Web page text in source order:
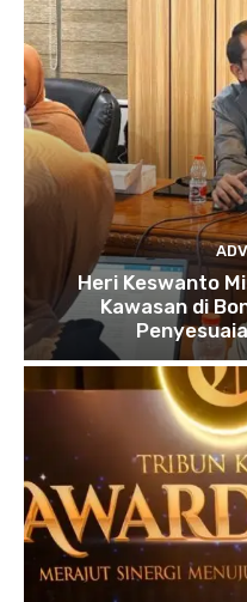
Heri Keswanto
Kawasan di